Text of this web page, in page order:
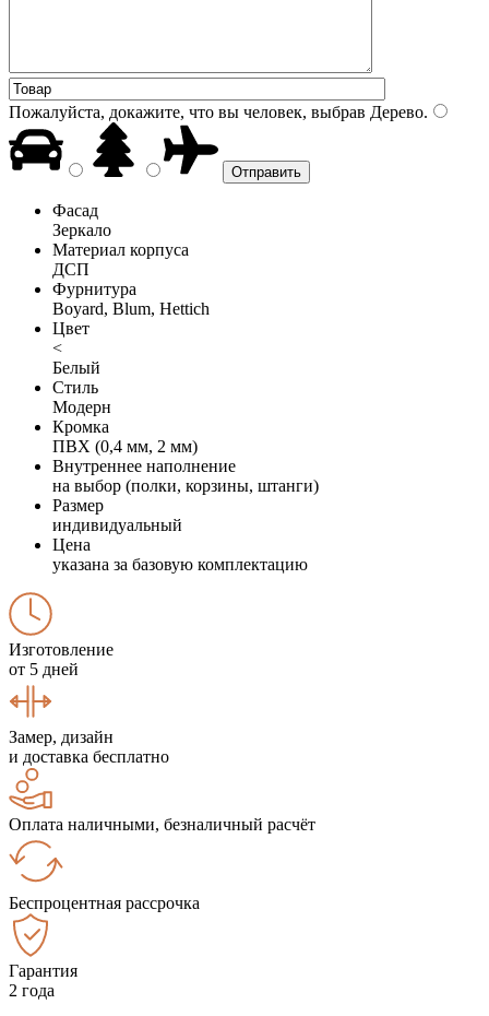
Пожалуйста, докажите, что вы человек, выбрав Дерево.
Фасад
Зеркало
Материал корпуса
ДСП
Фурнитура
Boyard, Blum, Hettich
Цвет
<
Белый
Стиль
Модерн
Кромка
ПВХ (0,4 мм, 2 мм)
Внутреннее наполнение
на выбор (полки, корзины, штанги)
Размер
индивидуальный
Цена
указана за базовую комплектацию
Изготовление
от 5 дней
Замер, дизайн
и доставка бесплатно
Оплата наличными, безналичный расчёт
Беспроцентная рассрочка
Гарантия
2 года